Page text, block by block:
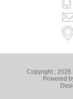
Copyright ; 2026
Powered